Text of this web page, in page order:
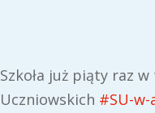
Szkoła już piąty raz
Uczniowskich #SU-w-